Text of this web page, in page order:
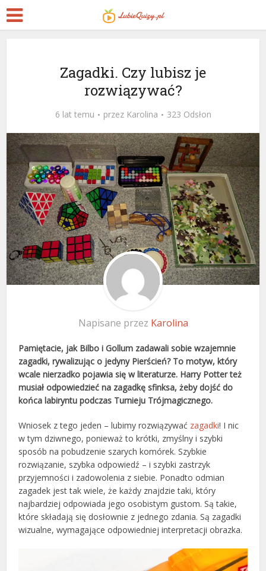
Zagadki. Czy lubisz je
rozwiązywać?
6 lat temu przez Karolina 323 Odsłon
Napisane przez Karolina
Pamiętacie, jak Bilbo i Gollum zadawali sobie wzajemnie
zagadki, rywalizując o jedyny Pierścień? To motyw, który
wcale nierzadko pojawia się w literaturze. Harry Potter też
musiał odpowiedzieć na zagadkę sfinksa, żeby dojść do
końca labiryntu podczas Turnieju Trójmagicznego.
Wniosek z tego jeden – lubimy rozwiązywać zagadki! I nic
w tym dziwnego, ponieważ to krótki, zmyślny i szybki
sposób na pobudzenie szarych komórek. Szybkie
rozwiązanie, szybka odpowiedź – i szybki zastrzyk
przyjemności i zadowolenia z siebie. Ponadto odmian
zagadek jest tak wiele, że każdy znajdzie taki, który
najbardziej odpowiada jego osobistym gustom. Są takie,
które składają się dosłownie z jednego zdania. Są zagadki
wizualne, wymagające odpowiedniej interpretacji obrazka.